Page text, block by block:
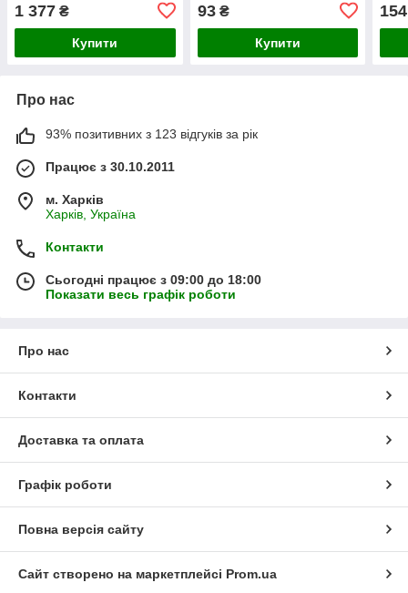
(4270132)
1 377 ₴
Купити
93₴
Купити
154
Про нас
93% позитивних з 123 відгуків за рік
Працює з 30.10.2011
м. Харків
Харків, Україна
Контакти
Сьогодні працює з 09:00 до 18:00
Показати весь графік роботи
Про нас
Контакти
Доставка та оплата
Графік роботи
Повна версія сайту
Сайт створено на маркетплейсі Prom.ua